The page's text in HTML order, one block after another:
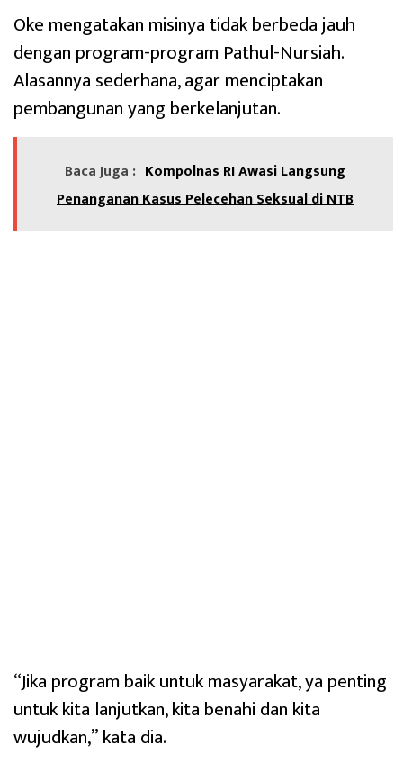
Oke mengatakan misinya tidak berbeda jauh
dengan program-program Pathul-Nursiah.
Alasannya sederhana, agar menciptakan
pembangunan yang berkelanjutan.
Baca Juga : Kompolnas RI Awasi Langsung
Penanganan Kasus Pelecehan Seksual di NTB
“Jika program baik untuk masyarakat, ya penting
untuk kita lanjutkan, kita benahi dan kita
wujudkan,” kata dia.